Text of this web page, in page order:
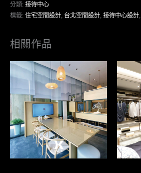
分類: 接待中心
標籤: 住宅空間設計, 台北空間設計, 接待中心設計,
相關作品